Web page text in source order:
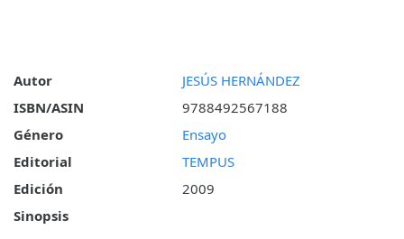
Autor
JESÚS HERNÁNDEZ
ISBN/ASIN
9788492567188
Género
Ensayo
Editorial
TEMPUS
Edición
2009
Sinopsis